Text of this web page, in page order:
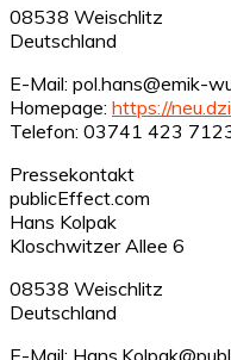
08538 Weischlitz
Deutschland
E-Mail: pol.hans@emik-
Homepage: https://
Telefon: 03741 423
Pressekontakt
publicEffect.com
Hans Kolpak
Kloschwitzer Allee 6
08538 Weischlitz
Deutschland
E-Mail: